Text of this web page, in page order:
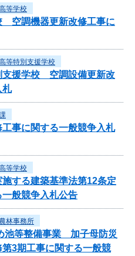
等学校
空調機器更新改修工事に
等特別支援学校
支援学校 空調設備更新改
札
事に関する一般競争入札
等学校
する建築基準法第12条定
般競争入札公告
林事務所
池等整備事業 加子母防災
3期工事に関する一般競